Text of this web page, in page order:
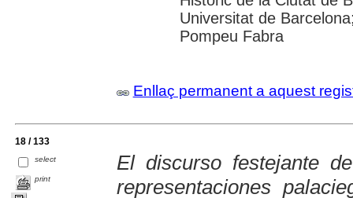
Universitat de
Pompeu Fabra
Enllaç permanent a aquest
18 / 133
select
print
El discurso festejante
representaciones